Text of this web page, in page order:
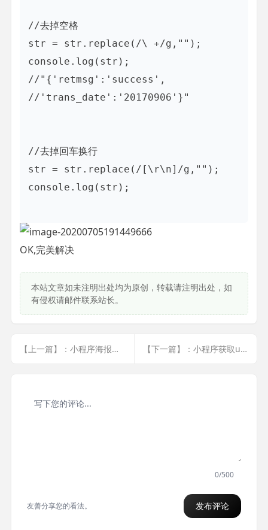
//去掉空格
str = str.replace(/\ +/g,"");
console.log(str);
//"{'retmsg':'success',
//'trans_date':'20170906'}"
//去掉回车换行
str = str.replace(/[\r\n]/g,"");
console.log(str);
OK,完美解决
本站文章如未注明出处均为原创，转载请注明出处，如
有侵权请邮件联系站长。
【上一篇】：小程序海报生成 【下一篇】：小程序获取unionid
0/500
友善分享您的看法。 发布评论